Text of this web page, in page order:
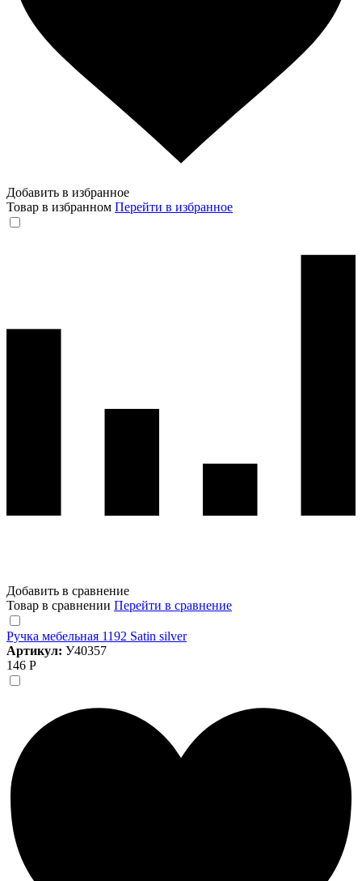
Добавить в избранное
Товар в избранном Перейти в избранное
Добавить в сравнение
Товар в сравнении Перейти в сравнение
Ручка мебельная 1192 Satin silver
Артикул: У40357
146 Р